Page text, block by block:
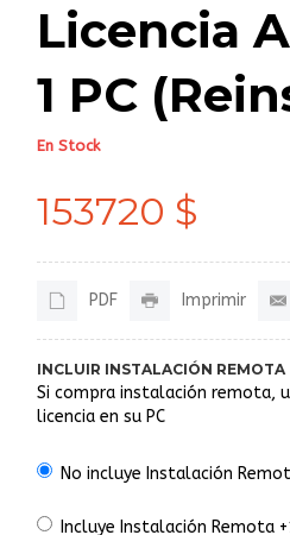
Licencia
1 PC
En Stock
153720 $
PDF Imprimir
INCLUIR INSTALACIÓN REMOTA
Si compra instalación remota,
licencia en su PC
No incluye Instalación
Incluye Instalación Remota